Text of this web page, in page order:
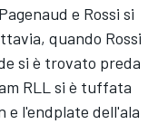
e Rossi si
quando Rossi
si è trovato preda
RLL si è tuffata
e l'endplate dell'ala